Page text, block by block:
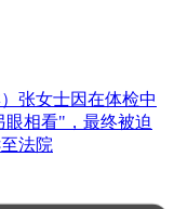
张女士因在体检中
相看"，最终被迫
法院